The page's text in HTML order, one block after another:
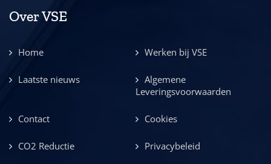
Over VSE
Home Werken bij VSE
Laatste nieuws
Algemene
Leveringsvoorwaarden
Contact Cookies
CO2 Reductie Privacybeleid